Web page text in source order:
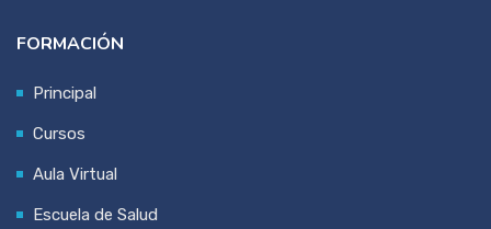
FORMACIÓN
Principal
Cursos
Aula Virtual
Escuela de Salud